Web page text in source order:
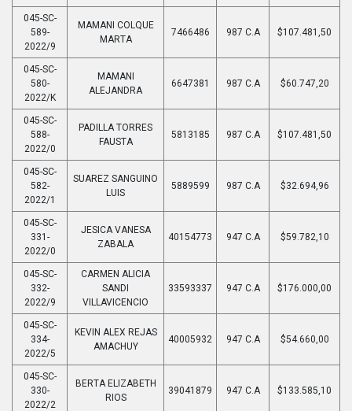
045-SC-
589-
2022/9
MAMANI COLQUE
MARTA
7466486 987 C.A $107.481,50
045-SC-
580-
2022/K
MAMANI
ALEJANDRA
6647381 987 C.A $60.747,20
045-SC-
588-
2022/0
PADILLA TORRES
FAUSTA
5813185 987 C.A $107.481,50
045-SC-
582-
2022/1
SUAREZ SANGUINO
LUIS
5889599 987 C.A $32.694,96
045-SC-
331-
2022/0
JESICA VANESA
ZABALA
40154773 947 C.A $59.782,10
045-SC-
332-
2022/9
CARMEN ALICIA
SANDI
VILLAVICENCIO
33593337 947 C.A $176.000,00
045-SC-
334-
2022/5
KEVIN ALEX REJAS
AMACHUY
40005932 947 C.A $54.660,00
045-SC-
330-
2022/2
BERTA ELIZABETH
RIOS
39041879 947 C.A $133.585,10